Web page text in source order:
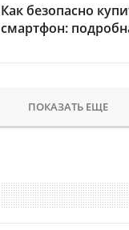
Как безопасно
смартфон:
ПОКАЗАТЬ ЕЩЕ